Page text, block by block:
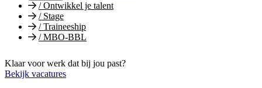
/Ontwikkel je talent
/Stage
/Traineeship
/MBO-BBL
Klaar voor werk dat bij jou past?
Bekijk vacatures